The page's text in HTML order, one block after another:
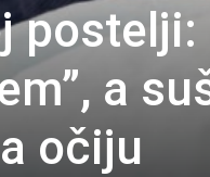
postelji:
a
očiju